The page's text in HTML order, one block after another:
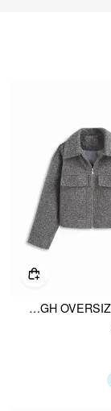
WOOL-LOOK COLLAR ZIP THROUGH OVERSIZED JACKET